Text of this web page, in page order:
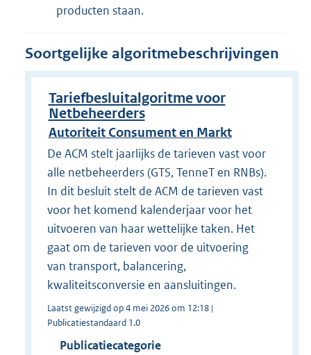
producten staan.
Soortgelijke algoritmebeschrijvingen
Tariefbesluitalgoritme voor
Netbeheerders
Autoriteit Consument en Markt
De ACM stelt jaarlijks de tarieven vast voor
alle netbeheerders (GTS, TenneT en RNBs).
In dit besluit stelt de ACM de tarieven vast
voor het komend kalenderjaar voor het
uitvoeren van haar wettelijke taken. Het
gaat om de tarieven voor de uitvoering
van transport, balancering,
kwaliteitsconversie en aansluitingen.
Laatst gewijzigd op 4 mei 2026 om 12:18 |
Publicatiestandaard 1.0
Publicatiecategorie